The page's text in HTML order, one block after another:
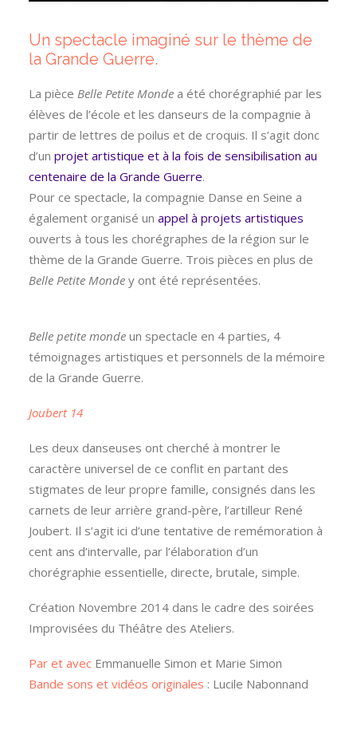
Un spectacle imaginé sur le thème de
la Grande Guerre.
La pièce Belle Petite Monde a été chorégraphié par les
élèves de l’école et les danseurs de la compagnie à
partir de lettres de poilus et de croquis. Il s’agit donc
d’un projet artistique et à la fois de sensibilisation au
centenaire de la Grande Guerre.
Pour ce spectacle, la compagnie Danse en Seine a
également organisé un appel à projets artistiques
ouverts à tous les chorégraphes de la région sur le
thème de la Grande Guerre. Trois pièces en plus de
Belle Petite Monde y ont été représentées.
Belle petite monde un spectacle en 4 parties, 4
témoignages artistiques et personnels de la mémoire
de la Grande Guerre.
Joubert 14
Les deux danseuses ont cherché à montrer le
caractère universel de ce conflit en partant des
stigmates de leur propre famille, consignés dans les
carnets de leur arrière grand-père, l’artilleur René
Joubert. Il s’agit ici d’une tentative de remémoration à
cent ans d’intervalle, par l’élaboration d’un
chorégraphie essentielle, directe, brutale, simple.
Création Novembre 2014 dans le cadre des soirées
Improvisées du Théâtre des Ateliers.
Par et avec Emmanuelle Simon et Marie Simon
Bande sons et vidéos originales : Lucile Nabonnand